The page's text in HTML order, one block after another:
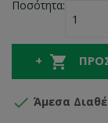
Ποσότητα:

 Άμεσα